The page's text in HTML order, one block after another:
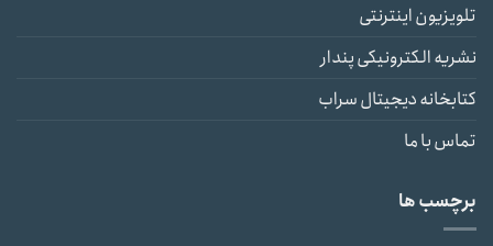
تلویزیون اینترنتی
نشریه الکترونیکی پندار
کتابخانه دیجیتال سراب
تماس با ما
برچسب ها